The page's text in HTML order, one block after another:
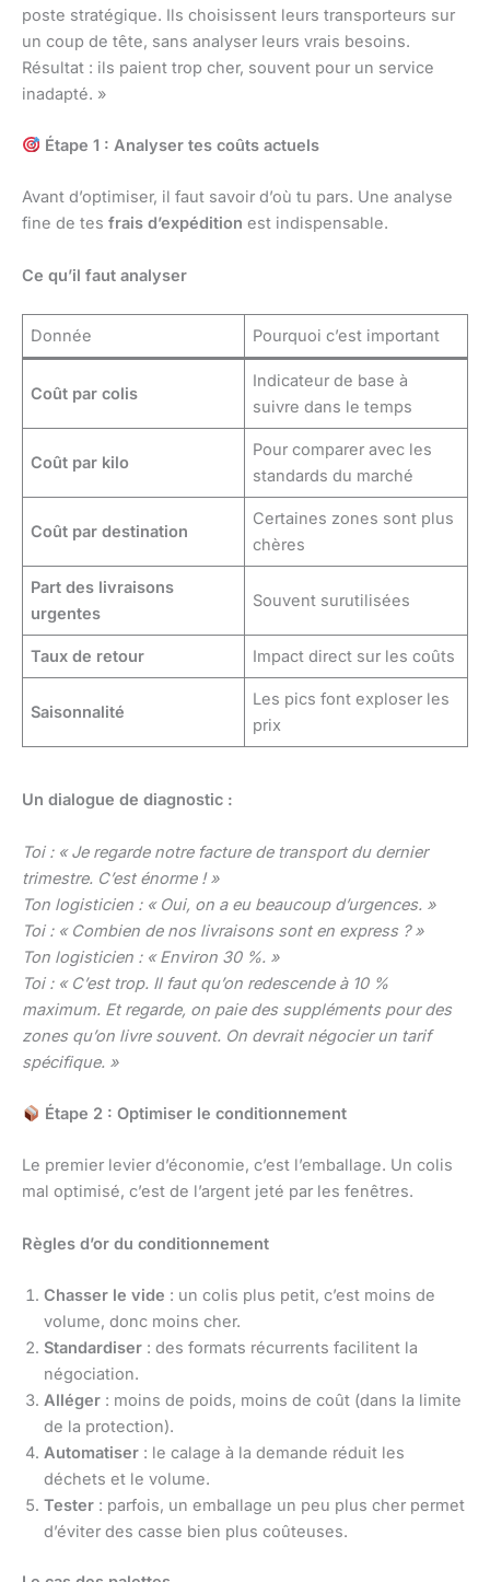
poste stratégique. Ils choisissent leurs transporteurs sur
un coup de tête, sans analyser leurs vrais besoins.
Résultat : ils paient trop cher, souvent pour un service
inadapté. »
Étape 1 : Analyser tes coûts actuels
Avant d’optimiser, il faut savoir d’où tu pars. Une analyse
fine de tes frais d’expédition est indispensable.
Ce qu’il faut analyser
Donnée Pourquoi c’est important
Coût par colis
Indicateur de base à
suivre dans le temps
Coût par kilo
Pour comparer avec les
standards du marché
Coût par destination
Certaines zones sont plus
chères
Part des livraisons
urgentes
Souvent surutilisées
Taux de retour Impact direct sur les coûts
Saisonnalité
Les pics font exploser les
prix
Un dialogue de diagnostic :
Toi : « Je regarde notre facture de transport du dernier
trimestre. C’est énorme ! »
Ton logisticien : « Oui, on a eu beaucoup d’urgences. »
Toi : « Combien de nos livraisons sont en express ? »
Ton logisticien : « Environ 30 %. »
Toi : « C’est trop. Il faut qu’on redescende à 10 %
maximum. Et regarde, on paie des suppléments pour des
zones qu’on livre souvent. On devrait négocier un tarif
spécifique. »
Étape 2 : Optimiser le conditionnement
Le premier levier d’économie, c’est l’emballage. Un colis
mal optimisé, c’est de l’argent jeté par les fenêtres.
Règles d’or du conditionnement
Chasser le vide : un colis plus petit, c’est moins de
volume, donc moins cher.
Standardiser : des formats récurrents facilitent la
négociation.
Alléger : moins de poids, moins de coût (dans la limite
de la protection).
Automatiser : le calage à la demande réduit les
déchets et le volume.
Tester : parfois, un emballage un peu plus cher permet
d’éviter des casse bien plus coûteuses.